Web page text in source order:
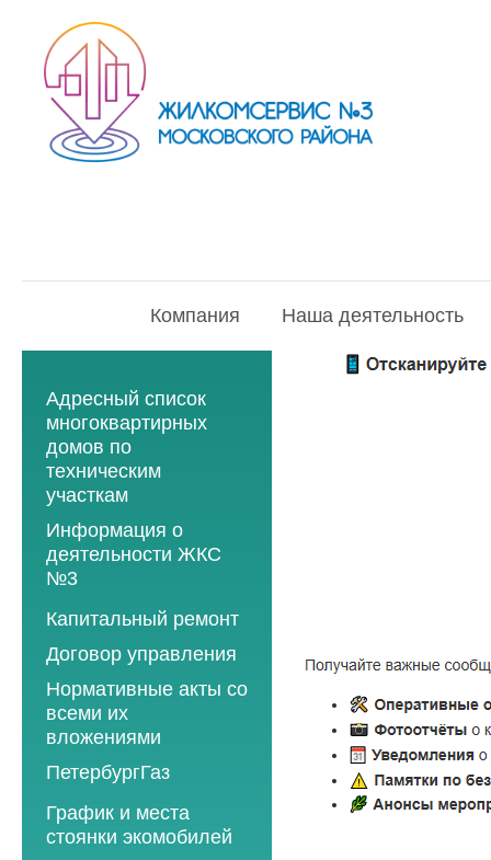
Компания Наша деятельность
Адресный список
многоквартирных
домов по
техническим
участкам
Информация о
деятельности ЖКС
№3
Программы
2013 год
2014 год
2015 год
2016 год
2017 год
Капитальный ремонт
Договор управления
Нормативные акты со
всеми их
вложениями
ПетербургГаз
2018 год
2019 год
График и места
стоянки экомобилей